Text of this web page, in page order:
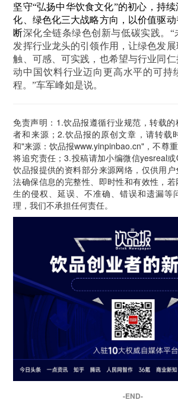
坚守“弘扬中华饮食文化”的初心，持
化、绿色化三大战略方向，以价值驱
断深化全链条绿色创新与低碳实践。
发挥行业龙头的引领作用，让绿色发
触、可感、可实践，也希望与行业同
动中国饮料行业迈向更高水平的可持
程。”车军峰如是说。
免责声明：1.饮品报遵循行业规范，转载
者和来源；2.饮品报的原创文章，请转载
和"来源：饮品报www.yinpinbao.cn"，不尊
将追究责任；3.投稿请加小编微信yesreal
饮品报提供的资料部分来源网络，仅供用
法确保信息的完整性、即时性和有效性，
生的侵权、延误、不准确、错误和遗漏等
理，我们不承担任何责任。
-END-